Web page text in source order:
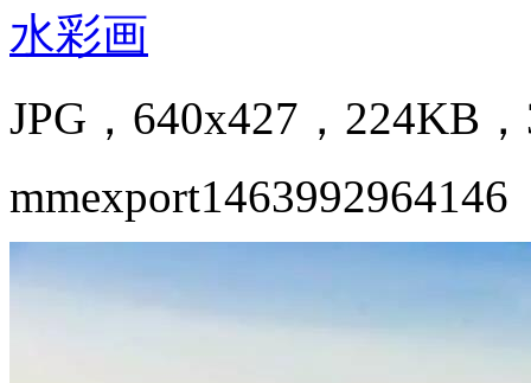
JPG，640x427，224KB
mmexport1463992964146